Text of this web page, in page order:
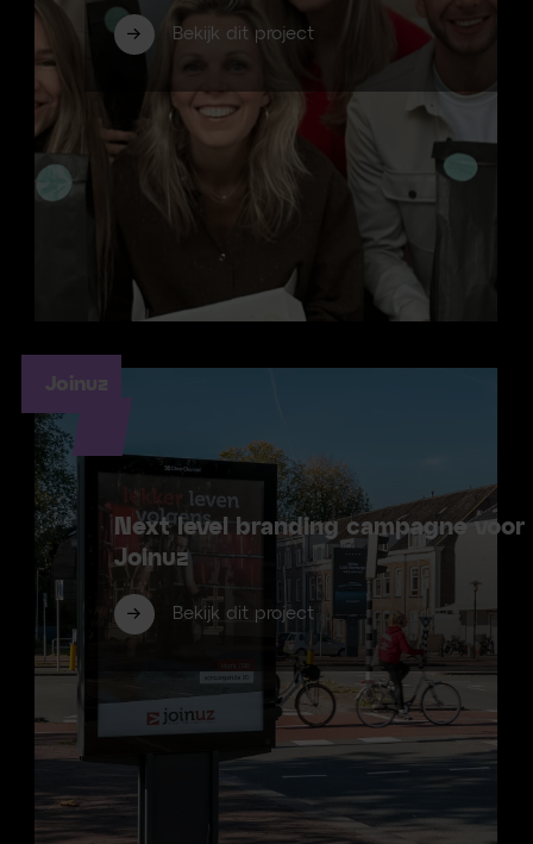
Bekijk dit project
Next level branding campagne voor
Joinuz
Bekijk dit project
Joinuz